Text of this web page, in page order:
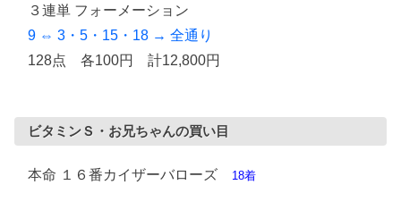
３連単 フォーメーション
9 ⇔ 3・5・15・18 → 全通り
128点 各100円 計12,800円
ビタミンＳ・お兄ちゃんの買い目
本命 １６番カイザーバローズ 18着